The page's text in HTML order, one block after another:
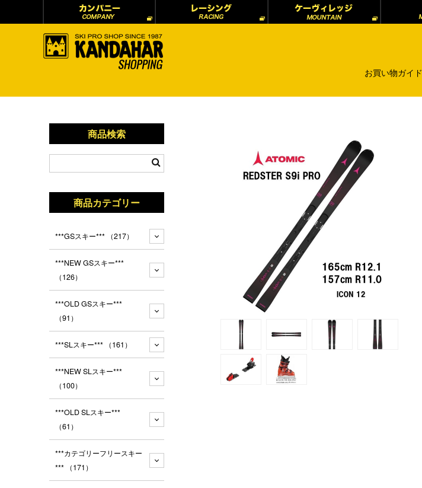
お買い物ガイド
商品検索
商品カテゴリー
***GSスキー*** （217）
***NEW GSスキー***
（126）
***OLD GSスキー***
（91）
***SLスキー*** （161）
***NEW SLスキー***
（100）
***OLD SLスキー***
（61）
***カテゴリーフリースキー
*** （171）